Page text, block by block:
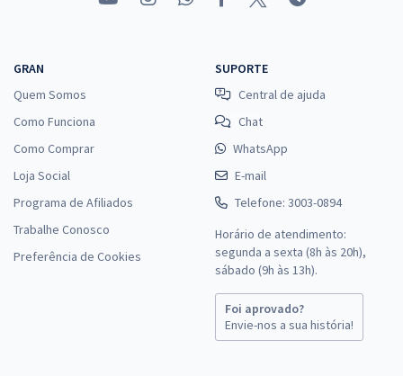
GRAN
Quem Somos
Como Funciona
Como Comprar
Loja Social
Programa de Afiliados
Trabalhe Conosco
Preferência de Cookies
SUPORTE
Central de ajuda
Chat
WhatsApp
E-mail
Telefone: 3003-0894
Horário de atendimento:
segunda a sexta (8h às 20h),
sábado (9h às 13h).
Foi aprovado?
Envie-nos a sua história!